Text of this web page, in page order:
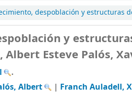
despoblación y estructuras
y
Albert Esteve Palós,
.
Albert | Franch Auladell,